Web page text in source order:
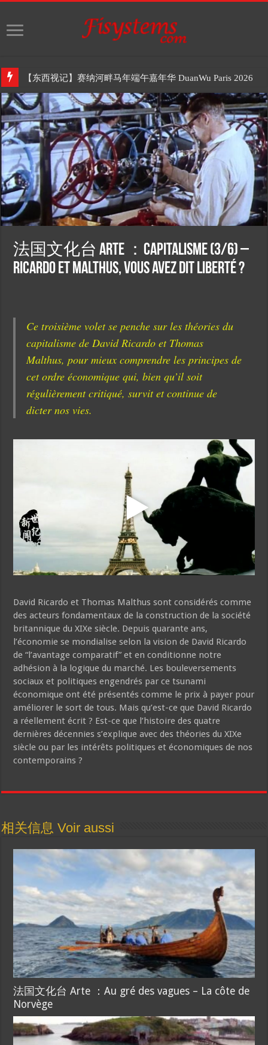
【东西视记】赛纳河畔马年端午嘉年华 DuanWu Paris 2026
法国文化台 Arte ：Capitalisme (3/6) –
Ricardo et Malthus, vous avez dit liberté ?
Ce troisième volet se penche sur les théories du
capitalisme de David Ricardo et Thomas
Malthus, pour mieux comprendre les principes de
cet ordre économique qui, bien qu’il soit
régulièrement critiqué, survit et continue de
dicter nos vies.
David Ricardo et Thomas Malthus sont considérés comme
des acteurs fondamentaux de la construction de la société
britannique du XIXe siècle. Depuis quarante ans,
l’économie se mondialise selon la vision de David Ricardo
de “l’avantage comparatif” et en conditionne notre
adhésion à la logique du marché. Les bouleversements
sociaux et politiques engendrés par ce tsunami
économique ont été présentés comme le prix à payer pour
améliorer le sort de tous. Mais qu’est-ce que David Ricardo
a réellement écrit ? Est-ce que l’histoire des quatre
dernières décennies s’explique avec des théories du XIXe
siècle ou par les intérêts politiques et économiques de nos
contemporains ?
相关信息 Voir aussi
法国文化台 Arte ：Au gré des vagues – La côte de
Norvège